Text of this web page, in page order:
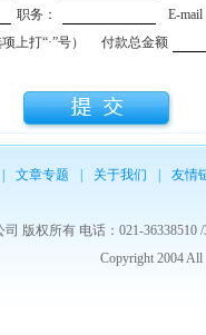
职务：
E-mail
上打“·”号） 付款总金额
文章专题 关于我们 友情
版权所有 电话：021-36338510 /
Copyright 2004 All